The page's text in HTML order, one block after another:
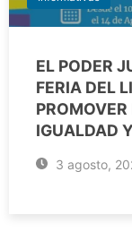
EL PODER
FERIA DEL
IGUALDAD
3 agosto,